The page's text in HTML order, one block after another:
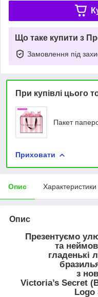
Що таке купити з
Замовлення під
При купівлі цього
Пакет
Приховати
Опис Характеристики
Опис
Презентуємо
та
гладенькі
з
Victoria’s Secret